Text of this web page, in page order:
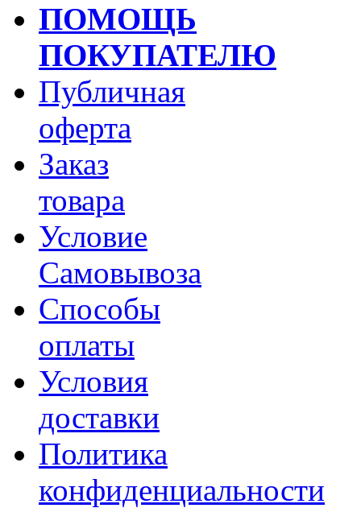
ПОМОЩЬ
ПОКУПАТЕЛЮ
Публичная
оферта
Заказ
товара
Условие
Самовывоза
Способы
оплаты
Условия
доставки
Политика
конфиденциальности